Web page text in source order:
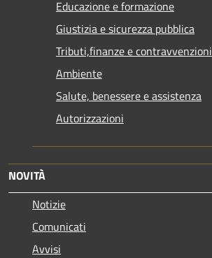
Educazione e formazione
Giustizia e sicurezza pubblica
Tributi,finanze e contravvenzioni
Ambiente
Salute, benessere e assistenza
Autorizzazioni
NOVITÀ
Notizie
Comunicati
Avvisi